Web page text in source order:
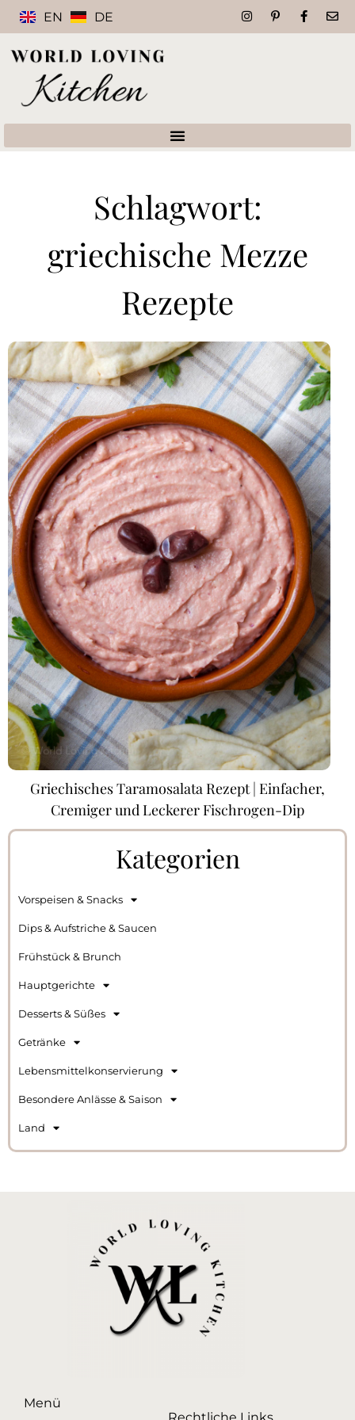
EN DE
Schlagwort:
griechische Mezze
Rezepte
Griechisches Taramosalata Rezept | Einfacher,
Cremiger und Leckerer Fischrogen-Dip
Kategorien
Vorspeisen & Snacks
Dips & Aufstriche & Saucen
Frühstück & Brunch
Hauptgerichte
Desserts & Süßes
Getränke
Lebensmittelkonservierung
Besondere Anlässe & Saison
Land
Menü